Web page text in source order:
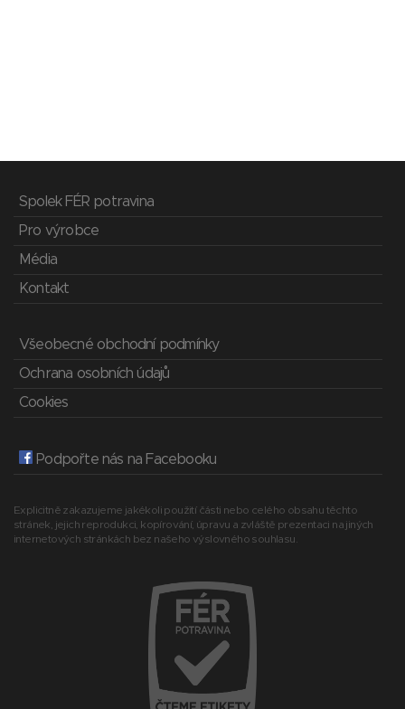
Spolek FÉR potravina
Pro výrobce
Média
Kontakt
Všeobecné obchodní podmínky
Ochrana osobních údajů
Cookies
Podpořte nás na Facebooku
Explicitně zakazujeme jakékoli použití části nebo celého obsahu těchto
stránek, jejich reprodukci, kopírování, úpravu a zvláště prezentaci na jiných
internetových stránkách bez našeho výslovného souhlasu.